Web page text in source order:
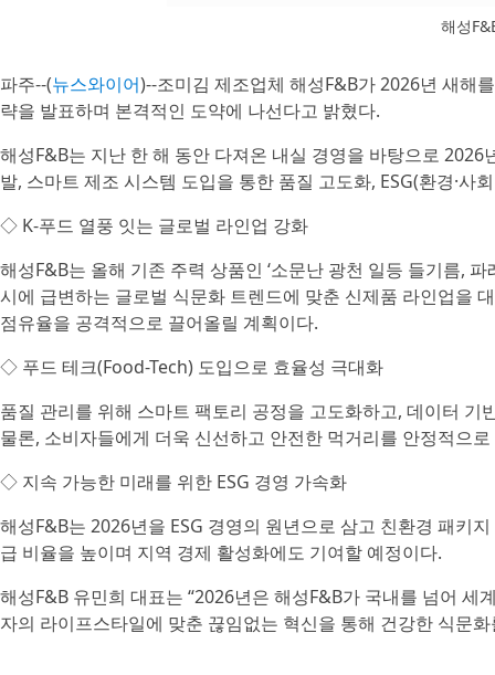
해성
파주--(뉴스와이어)--조미김 제조업체 해성F&B가 2026년 새해
략을 발표하며 본격적인 도약에 나선다고 밝혔다.
해성F&B는 지난 한 해 동안 다져온 내실 경영을 바탕으로
발, 스마트 제조 시스템 도입을 통한 품질 고도화, ESG(환경·사
◇ K-푸드 열풍 잇는 글로벌 라인업 강화
해성F&B는 올해 기존 주력 상품인 ‘소문난 광천 일등 들기름,
시에 급변하는 글로벌 식문화 트렌드에 맞춘 신제품 라인업을
점유율을 공격적으로 끌어올릴 계획이다.
◇ 푸드 테크(Food-Tech) 도입으로 효율성 극대화
품질 관리를 위해 스마트 팩토리 공정을 고도화하고, 데이터
물론, 소비자들에게 더욱 신선하고 안전한 먹거리를 안정적으
◇ 지속 가능한 미래를 위한 ESG 경영 가속화
해성F&B는 2026년을 ESG 경영의 원년으로 삼고 친환경 패키
급 비율을 높이며 지역 경제 활성화에도 기여할 예정이다.
해성F&B 유민희 대표는 “2026년은 해성F&B가 국내를 넘어
자의 라이프스타일에 맞춘 끊임없는 혁신을 통해 건강한 식문